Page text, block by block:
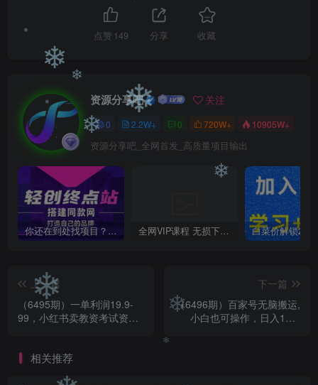
点赞 149 分享 收藏
资源分享吧 关注
0 2.2W+ 0 720W+ 10905W+
资源分享吧_全网首发_高质量项目输出
你还在到处找项目？还在当韭菜？我靠卖项目一个月收入5万+，曾经我也是个失败者。 全网VIP课程 无损下载~
上一篇
（6495期）一单利润19.9-
99，小红书卖教资考试资
下一篇
（6496期）百家号无脑搬运,
小白也可操作，日入100-
相关推荐
❄
❄
❄
❄
❄ ❄